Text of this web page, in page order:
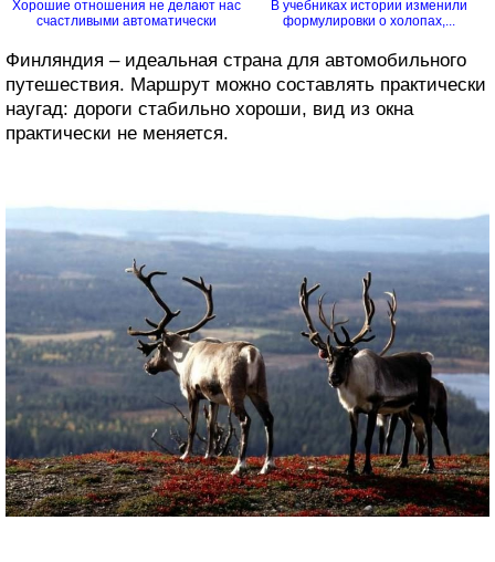
Хорошие отношения не делают нас
счастливыми автоматически
В учебниках истории изменили
формулировки о холопах,...
Финляндия – идеальная страна для автомобильного
путешествия. Маршрут можно составлять практически
наугад: дороги стабильно хороши, вид из окна
практически не меняется.